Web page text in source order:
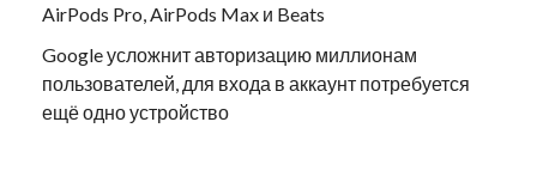
AirPods Pro, AirPods Max и Beats
Google усложнит авторизацию миллионам
пользователей, для входа в аккаунт потребуется
ещё одно устройство